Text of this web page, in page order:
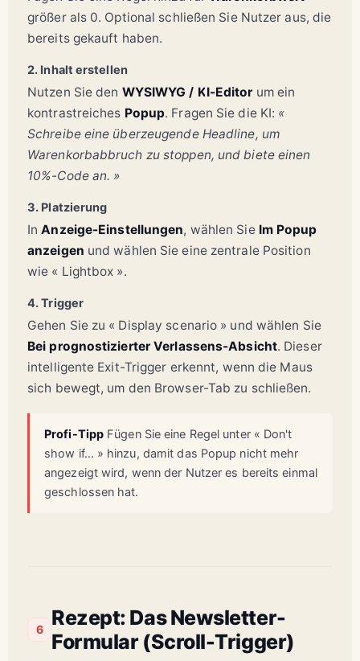
größer als 0. Optional schließen Sie Nutzer aus, die
bereits gekauft haben.
2. Inhalt erstellen
Nutzen Sie den WYSIWYG / KI-Editor um ein
kontrastreiches Popup. Fragen Sie die KI: «
Schreibe eine überzeugende Headline, um
Warenkorbabbruch zu stoppen, und biete einen
10%-Code an. »
3. Platzierung
InAnzeige-Einstellungen, wählen Sie Im Popup
anzeigen und wählen Sie eine zentrale Position
wie « Lightbox ».
4. Trigger
Gehen Sie zu « Display scenario » und wählen Sie
Bei prognostizierter Verlassens-Absicht. Dieser
intelligente Exit-Trigger erkennt, wenn die Maus
sich bewegt, um den Browser-Tab zu schließen.
Profi-Tipp Fügen Sie eine Regel unter « Don't
show if… » hinzu, damit das Popup nicht mehr
angezeigt wird, wenn der Nutzer es bereits einmal
geschlossen hat.
6
Rezept: Das Newsletter-
Formular (Scroll-Trigger)